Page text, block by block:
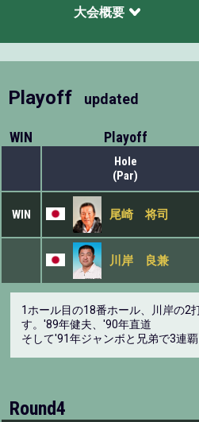
大会概要
Playoff updated
WIN Playoff
Hole
(Par)
WIN 尾崎 将司
川岸 良兼
1ホール目の18番ホール、川岸の2
す。'89年健夫、'90年直道
そして'91年ジャンボと兄弟で3連覇
Round4